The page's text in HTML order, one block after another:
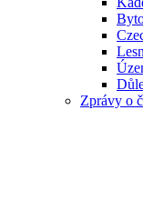
Zprávy o